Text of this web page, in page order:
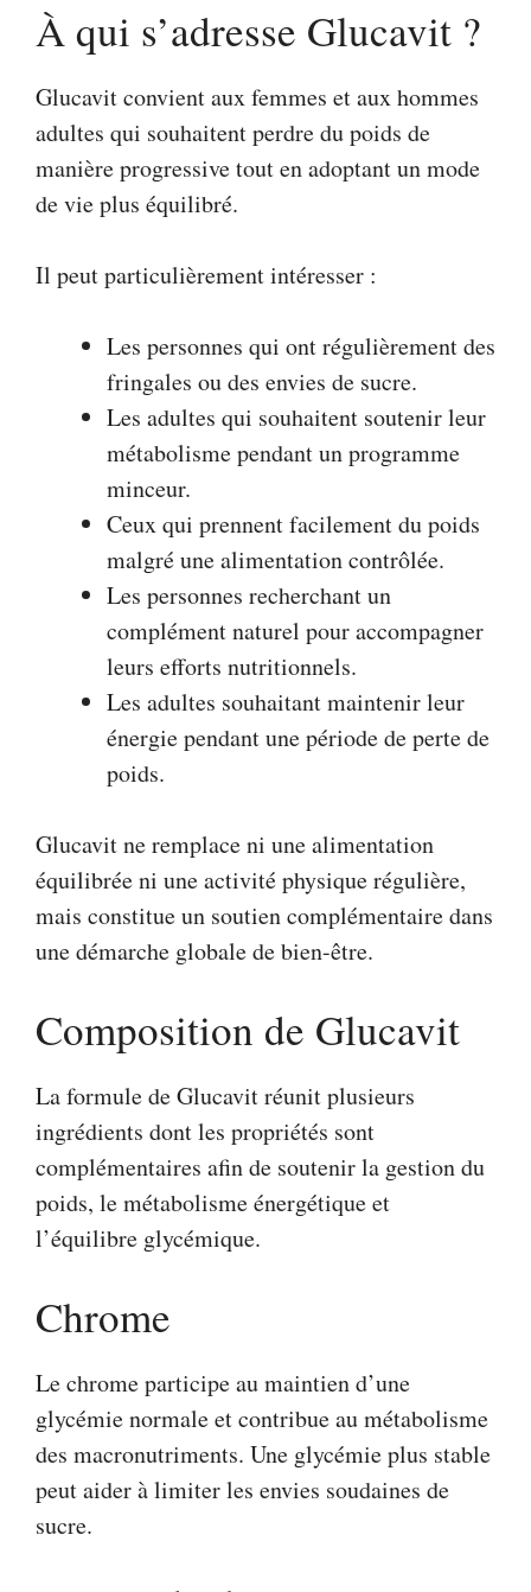
À qui s’adresse Glucavit ?
Glucavit convient aux femmes et aux hommes
adultes qui souhaitent perdre du poids de
manière progressive tout en adoptant un mode
de vie plus équilibré.
Il peut particulièrement intéresser :
Les personnes qui ont régulièrement des
fringales ou des envies de sucre.
Les adultes qui souhaitent soutenir leur
métabolisme pendant un programme
minceur.
Ceux qui prennent facilement du poids
malgré une alimentation contrôlée.
Les personnes recherchant un
complément naturel pour accompagner
leurs efforts nutritionnels.
Les adultes souhaitant maintenir leur
énergie pendant une période de perte de
poids.
Glucavit ne remplace ni une alimentation
équilibrée ni une activité physique régulière,
mais constitue un soutien complémentaire dans
une démarche globale de bien-être.
Composition de Glucavit
La formule de Glucavit réunit plusieurs
ingrédients dont les propriétés sont
complémentaires afin de soutenir la gestion du
poids, le métabolisme énergétique et
l’équilibre glycémique.
Chrome
Le chrome participe au maintien d’une
glycémie normale et contribue au métabolisme
des macronutriments. Une glycémie plus stable
peut aider à limiter les envies soudaines de
sucre.